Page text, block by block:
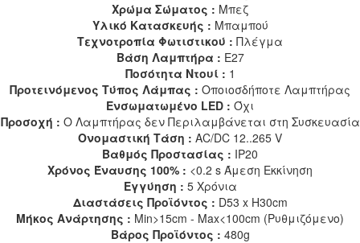
Χρώμα Σώματος : Μπεζ
Υλικό Κατασκευής : Μπαμπού
Τεχνοτροπία Φωτιστικού : Πλέγμα
Βάση Λαμπτήρα : E27
Ποσότητα Ντουί : 1
Προτεινόμενος Τύπος Λάμπας : Οποιοσδήποτε Λαμπτήρας
Ενσωματωμένο LED : Όχι
Προσοχή : Ο Λαμπτήρας δεν Περιλαμβάνεται στη Συσκευασία
Ονομαστική Τάση : AC/DC 12..265 V
Βαθμός Προστασίας : IP20
Χρόνος Έναυσης 100% : <0.2 s Άμεση Εκκίνηση
Εγγύηση : 5 Χρόνια
Διαστάσεις Προϊόντος : D53 x H30cm
Μήκος Ανάρτησης : Min>15cm - Max<100cm (Ρυθμιζόμενο)
Βάρος Προϊόντος : 480g